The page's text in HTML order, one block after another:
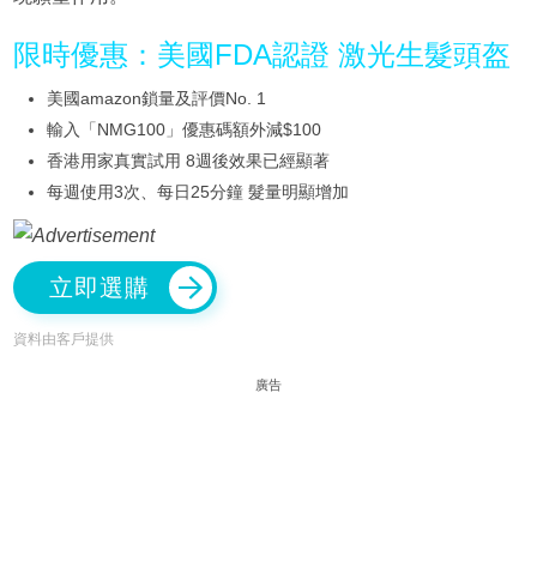
限時優惠：美國FDA認證 激光生髮頭盔
美國amazon鎖量及評價No. 1
輸入「NMG100」優惠碼額外減$100
香港用家真實試用 8週後效果已經顯著
每週使用3次、每日25分鐘 髮量明顯增加
立即選購
資料由客戶提供
廣告